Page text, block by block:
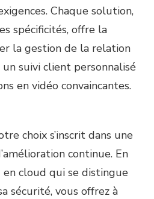
Chaque solution,
spécificités, offre la
la gestion de la relation
suivi client personnalisé
en vidéo convaincantes.
choix s’inscrit dans une
continue. En
cloud qui se distingue
sécurité, vous offrez à